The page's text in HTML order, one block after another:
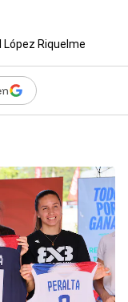
López Riquelme
link